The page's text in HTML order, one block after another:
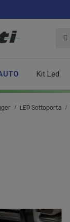
Kit Led
LED Sottoporta